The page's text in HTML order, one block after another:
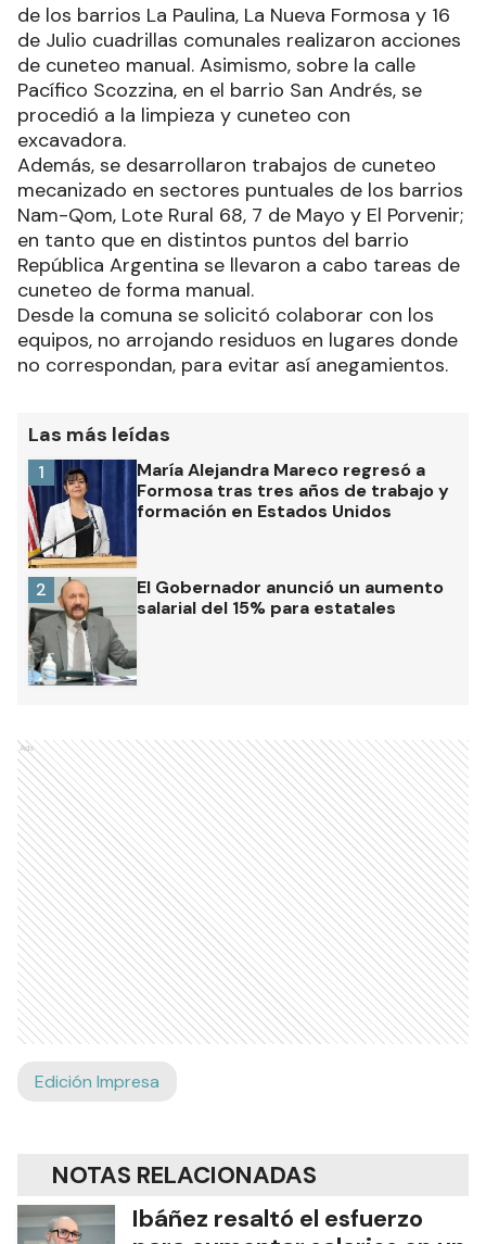
de los barrios La Paulina, La Nueva Formosa y 16
de Julio cuadrillas comunales realizaron acciones
de cuneteo manual. Asimismo, sobre la calle
Pacífico Scozzina, en el barrio San Andrés, se
procedió a la limpieza y cuneteo con
excavadora.
Además, se desarrollaron trabajos de cuneteo
mecanizado en sectores puntuales de los barrios
Nam-Qom, Lote Rural 68, 7 de Mayo y El Porvenir;
en tanto que en distintos puntos del barrio
República Argentina se llevaron a cabo tareas de
cuneteo de forma manual.
Desde la comuna se solicitó colaborar con los
equipos, no arrojando residuos en lugares donde
no correspondan, para evitar así anegamientos.
Las más leídas
María Alejandra Mareco regresó a
Formosa tras tres años de trabajo y
formación en Estados Unidos
1
El Gobernador anunció un aumento
salarial del 15% para estatales
2
Ads
Edición Impresa
NOTAS RELACIONADAS
Ibáñez resaltó el esfuerzo